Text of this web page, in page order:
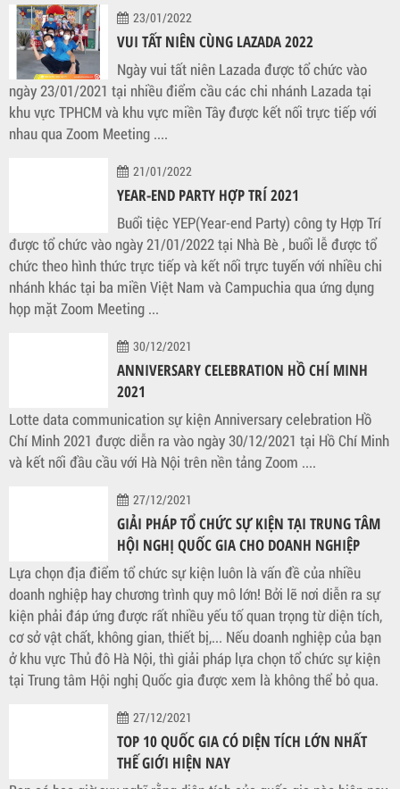
23/01/2022
VUI TẤT NIÊN CÙNG LAZADA 2022
Ngày vui tất niên Lazada được tổ chức vào
ngày 23/01/2021 tại nhiều điểm cầu các chi nhánh Lazada tại
khu vực TPHCM và khu vực miền Tây được kết nối trực tiếp với
nhau qua Zoom Meeting ....
21/01/2022
YEAR-END PARTY HỢP TRÍ 2021
Buổi tiệc YEP(Year-end Party) công ty Hợp Trí
được tổ chức vào ngày 21/01/2022 tại Nhà Bè , buổi lễ được tổ
chức theo hình thức trực tiếp và kết nối trực tuyến với nhiều chi
nhánh khác tại ba miền Việt Nam và Campuchia qua ứng dụng
họp mặt Zoom Meeting ...
30/12/2021
ANNIVERSARY CELEBRATION HỒ CHÍ MINH
2021
Lotte data communication sự kiện Anniversary celebration Hồ
Chí Minh 2021 được diễn ra vào ngày 30/12/2021 tại Hồ Chí Minh
và kết nối đầu cầu với Hà Nội trên nền tảng Zoom ....
27/12/2021
GIẢI PHÁP TỔ CHỨC SỰ KIỆN TẠI TRUNG TÂM
HỘI NGHỊ QUỐC GIA CHO DOANH NGHIỆP
Lựa chọn địa điểm tổ chức sự kiện luôn là vấn đề của nhiều
doanh nghiệp hay chương trình quy mô lớn! Bởi lẽ nơi diễn ra sự
kiện phải đáp ứng được rất nhiều yếu tố quan trọng từ diện tích,
cơ sở vật chất, không gian, thiết bị,... Nếu doanh nghiệp của bạn
ở khu vực Thủ đô Hà Nội, thì giải pháp lựa chọn tổ chức sự kiện
tại Trung tâm Hội nghị Quốc gia được xem là không thể bỏ qua.
27/12/2021
TOP 10 QUỐC GIA CÓ DIỆN TÍCH LỚN NHẤT
THẾ GIỚI HIỆN NAY